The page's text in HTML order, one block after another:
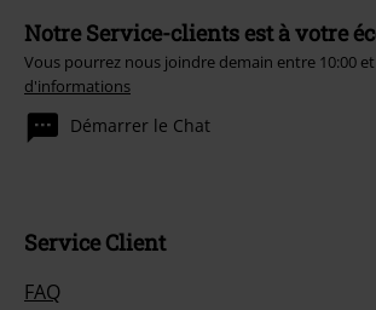
Notre Service-clients est à votre
Vous pourrez nous joindre demain entre 10:00 et
d'informations
Démarrer le Chat
Service Client
FAQ